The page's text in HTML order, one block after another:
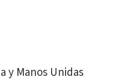
y Manos Unidas